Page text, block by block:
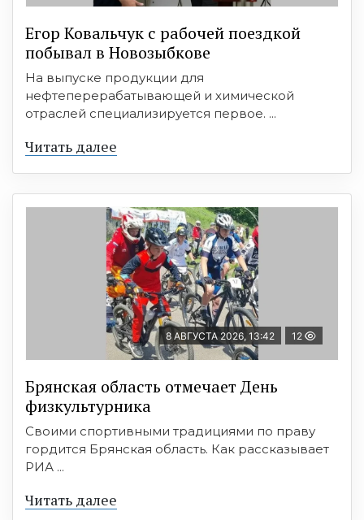
Егор Ковальчук с рабочей поездкой
побывал в Новозыбкове
На выпуске продукции для
нефтеперерабатывающей и химической
отраслей специализируется первое. ...
Читать далее
8 АВГУСТА 2026, 13:42 12
Брянская область отмечает День
физкультурника
Своими спортивными традициями по праву
гордится Брянская область. Как рассказывает
РИА ...
Читать далее